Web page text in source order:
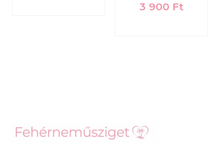
3 900 Ft